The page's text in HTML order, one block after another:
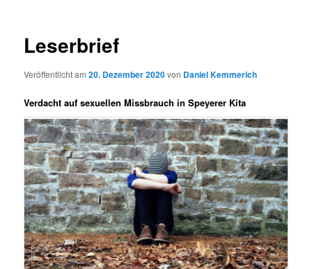
Leserbrief
Veröffentlicht am20. Dezember 2020von Daniel Kemmerich
Verdacht auf sexuellen Missbrauch in Speyerer Kita